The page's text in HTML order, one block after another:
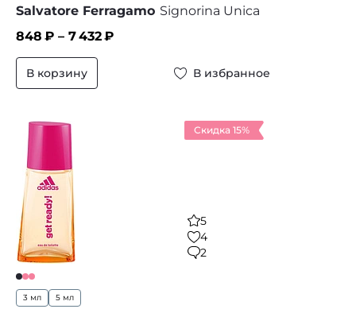
Salvatore Ferragamo Signorina Unica
848 ₽ – 7 432₽
В корзину В избранное
Скидка 15%
5
4
2
3 мл 5 мл